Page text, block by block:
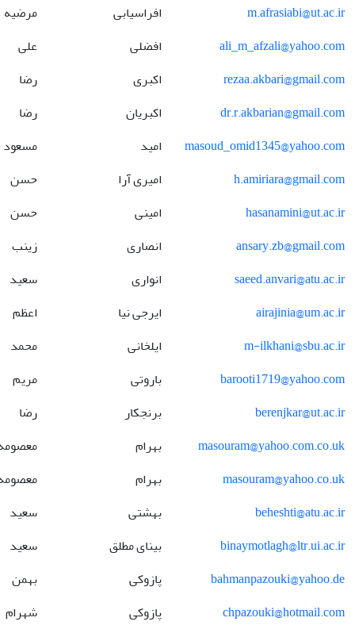
m.afrasiabi@ut.ac.ir
افراسیابی
مرضیه
ali_m_afzali@yahoo.com
افضلی
علی
rezaa.akbari@gmail.com
اکبری
رضا
dr.r.akbarian@gmail.com
اکبریان
رضا
masoud_omid1345@yahoo.com
امید
مسعود
h.amiriara@gmail.com
امیری آرا
حسن
hasanamini@ut.ac.ir
امینی
حسن
ansary.zb@gmail.com
انصاری
زینب
saeed.anvari@atu.ac.ir
انواری
سعید
airajinia@um.ac.ir
ایرجی نیا
اعظم
m-ilkhani@sbu.ac.ir
ایلخانی
محمد
barooti1719@yahoo.com
باروتی
مریم
berenjkar@ut.ac.ir
برنجکار
رضا
masouram@yahoo.com.co.uk
بهرام
masouram@yahoo.co.uk
بهرام
beheshti@atu.ac.ir
بهشتی
سعید
binaymotlagh@ltr.ui.ac.ir
بینای مطلق
سعید
bahmanpazouki@yahoo.de
پازوکی
بهمن
chpazouki@hotmail.com
پازوکی
شهرام